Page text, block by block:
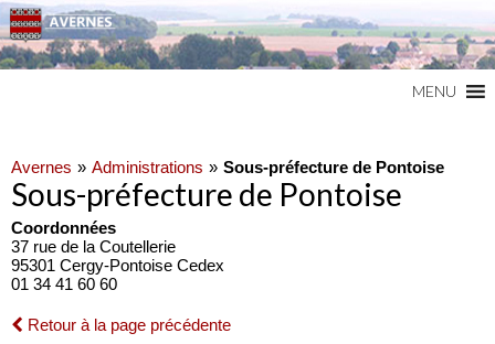
MENU
Avernes Administrations Sous-préfecture de Pontoise
Sous-préfecture de Pontoise
Coordonnées
37 rue de la Coutellerie
95301 Cergy-Pontoise Cedex
01 34 41 60 60
Retour à la page précédente